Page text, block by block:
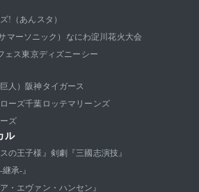
!（あんスタ）
マーソニック） なにわ淀川花火大会
ェス東京ディズニーシー
人）
阪神タイガース
ーズ千葉ロッテマリーンズ
ズ
ル
の王子様』 剣劇『三國志演技』
承-』
・エヴァン・ハンセン』